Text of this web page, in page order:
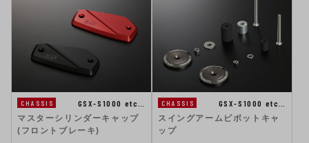
CHASSIS
GSX-S1000 etc…
マスターシリンダーキャップ
(フロントブレーキ)
CHASSIS
GSX-S1000 etc…
スイングアームピボットキャ
ップ